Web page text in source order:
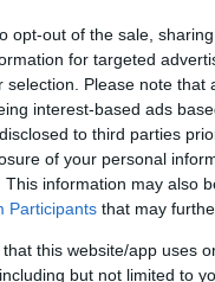
opt-out of the sale,
for targeted
selection. Please note
interest-based ads
to third parties
of your personal
This information may also
Participants that may
that this website/app uses
but not limited to
particolare i